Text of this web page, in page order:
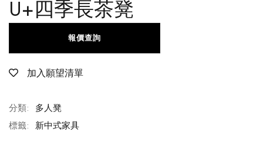
U+四季長茶凳
加入願望清單
報價查詢
分類: 多人凳
標籤: 新中式家具